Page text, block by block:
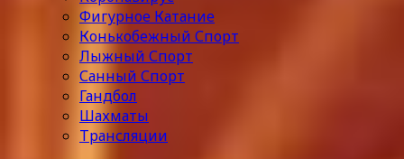
Фигурное Катание
Конькобежный Спорт
Лыжный Спорт
Санный Спорт
Гандбол
Шахматы
Трансляции